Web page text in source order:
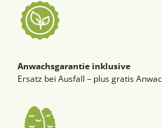
Anwachsgarantie inklusive
Ersatz bei Ausfall – plus gratis